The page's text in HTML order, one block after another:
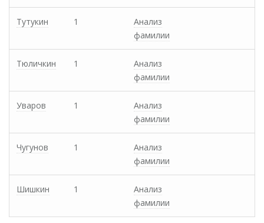
Тутукин 1
Анализ
фамилии
Тюличкин 1
Анализ
фамилии
Уваров 1
Анализ
фамилии
Чугунов 1
Анализ
фамилии
Шишкин 1
Анализ
фамилии